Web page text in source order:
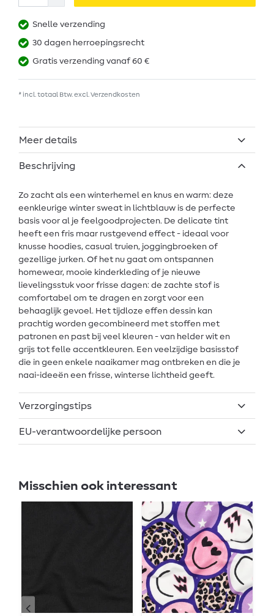
Snelle verzending
30 dagen herroepingsrecht
Gratis verzending vanaf 60 €
* incl. totaal Btw. excl.Verzendkosten
Meer details
Beschrijving
Zo zacht als een winterhemel en knus en warm: deze
eenkleurige winter sweat in lichtblauw is de perfecte
basis voor al je feelgoodprojecten. De delicate tint
heeft een fris maar rustgevend effect - ideaal voor
knusse hoodies, casual truien, joggingbroeken of
gezellige jurken. Of het nu gaat om ontspannen
homewear, mooie kinderkleding of je nieuwe
lievelingsstuk voor frisse dagen: de zachte stof is
comfortabel om te dragen en zorgt voor een
behaaglijk gevoel. Het tijdloze effen dessin kan
prachtig worden gecombineerd met stoffen met
patronen en past bij veel kleuren - van helder wit en
grijs tot felle accentkleuren. Een veelzijdige basisstof
die in geen enkele naaikamer mag ontbreken en die je
naai-ideeën een frisse, winterse lichtheid geeft.
Verzorgingstips
EU-verantwoordelijke persoon
Misschien ook interessant